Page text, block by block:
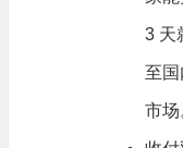
3 天
至
市场